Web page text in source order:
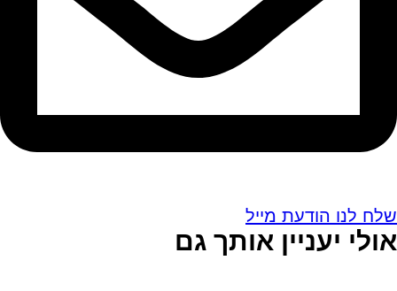
שלח לנו הודעת מייל
אולי יעניין אותך גם